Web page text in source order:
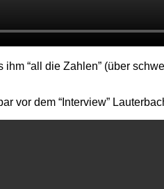
ihm “all die Zahlen” (über
vor dem “Interview”